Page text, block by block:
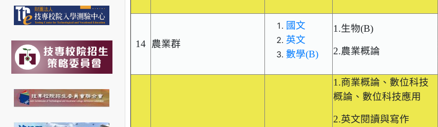
14 農業群
國文
英文
數學(B)
1.生物(B)
2.農業概論
1.商業概論、數位科技
概論、數位科技應用
2.英文閱讀與寫作